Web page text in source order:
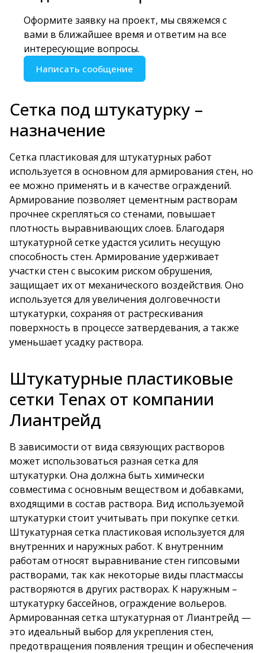
Оформите заявку на проект, мы свяжемся с
вами в ближайшее время и ответим на все
интересующие вопросы.
Написать сообщение
Сетка под штукатурку –
назначение
Сетка пластиковая для штукатурных работ
используется в основном для армирования стен, но
ее можно применять и в качестве ограждений.
Армирование позволяет цементным растворам
прочнее скрепляться со стенами, повышает
плотность выравнивающих слоев. Благодаря
штукатурной сетке удастся усилить несущую
способность стен. Армирование удерживает
участки стен с высоким риском обрушения,
защищает их от механического воздействия. Оно
используется для увеличения долговечности
штукатурки, сохраняя от растрескивания
поверхность в процессе затвердевания, а также
уменьшает усадку раствора.
Штукатурные пластиковые
сетки Tenax от компании
Лиантрейд
В зависимости от вида связующих растворов
может использоваться разная сетка для
штукатурки. Она должна быть химически
совместима с основным веществом и добавками,
входящими в состав раствора. Вид используемой
штукатурки стоит учитывать при покупке сетки.
Штукатурная сетка пластиковая используется для
внутренних и наружных работ. К внутренним
работам относят выравнивание стен гипсовыми
растворами, так как некоторые виды пластмассы
растворяются в других растворах. К наружным –
штукатурку бассейнов, ограждение вольеров.
Армированная сетка штукатурная от Лиантрейд —
это идеальный выбор для укрепления стен,
предотвращения появления трещин и обеспечения